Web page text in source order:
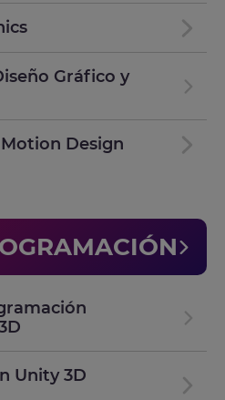
Gráfico y
Design
Unity 3D